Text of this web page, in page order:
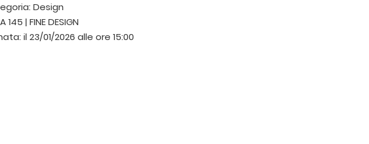
Design
145 | FINE DESIGN
il 23/01/2026 alle ore 15:00